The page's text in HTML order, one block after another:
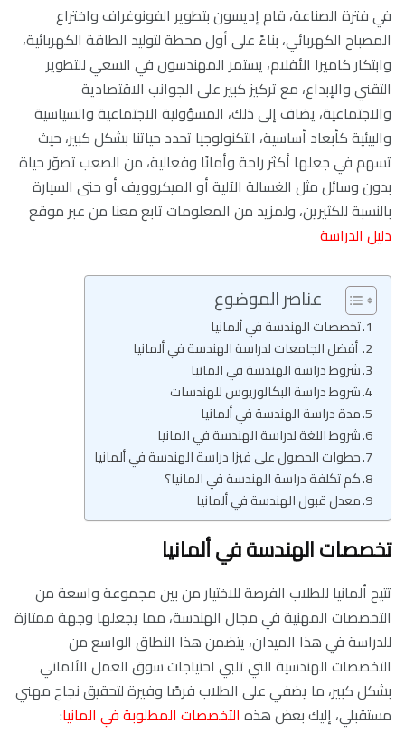
في فترة الصناعة، قام إديسون بتطوير الفونوغراف واختراع
المصباح الكهربائي، بناءً على أول محطة لتوليد الطاقة الكهربائية،
وابتكار كاميرا الأفلام، يستمر المهندسون في السعي للتطوير
التقني والإبداع، مع تركيز كبير على الجوانب الاقتصادية
والاجتماعية، يضاف إلى ذلك، المسؤولية الاجتماعية والسياسية
والبيئية كأبعاد أساسية، التكنولوجيا تحدد حياتنا بشكل كبير، حيث
تسهم في جعلها أكثر راحة وأمانًا وفعالية، من الصعب تصوّر حياة
بدون وسائل مثل الغسالة الآلية أو الميكروويف أو حتى السيارة
بالنسبة للكثيرين، ولمزيد من المعلومات تابع معنا من عبر موقع
دليل الدراسة
عناصر الموضوع
تخصصات الهندسة في ألمانيا
أفضل الجامعات لدراسة الهندسة في ألمانيا
شروط دراسة الهندسة في المانيا
شروط دراسة البكالوريوس للهندسات
مدة دراسة الهندسة في ألمانيا
شروط اللغة لدراسة الهندسة في المانيا
حطوات الحصول على فيزا دراسة الهندسة في ألمانيا
كم تكلفة دراسة الهندسة في المانيا؟
معدل قبول الهندسة في ألمانيا
تخصصات الهندسة في ألمانيا
تتيح ألمانيا للطلاب الفرصة للاختيار من بين مجموعة واسعة من
التخصصات المهنية في مجال الهندسة، مما يجعلها وجهة ممتازة
للدراسة في هذا الميدان، يتضمن هذا النطاق الواسع من
التخصصات الهندسية التي تلبي احتياجات سوق العمل الألماني
بشكل كبير، ما يضفي على الطلاب فرصًا وفيرة لتحقيق نجاح مهني
مستقبلي، إليك بعض هذه التخصصات المطلوبة في المانيا: